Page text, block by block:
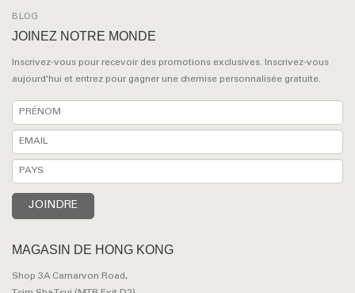
BLOG
JOINEZ NOTRE MONDE
Inscrivez-vous pour recevoir des promotions exclusives. Inscrivez-vous
aujourd'hui et entrez pour gagner une chemise personnalisée gratuite.
MAGASIN DE HONG KONG
Shop 3A Carnarvon Road,